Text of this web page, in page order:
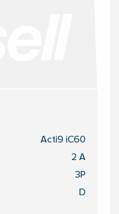
Acti9 iC60
2 A
3P
D